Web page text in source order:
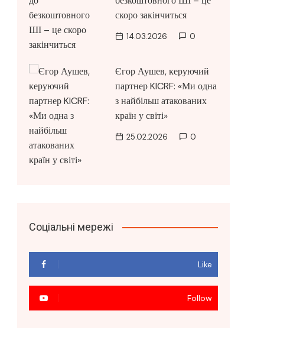
скоро закінчиться
14.03.2026 0
Єгор Аушев, керуючий
партнер KICRF: «Ми одна
з найбільш атакованих
країн у світі»
25.02.2026 0
Соціальні мережі
Like
Follow